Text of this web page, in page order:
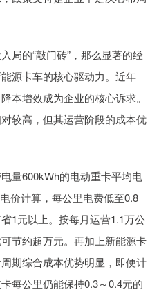
局的“敲门砖”，那么显著的经
源卡车的核心驱动力。近年
本增效成为企业的核心诉求。
较高，但其运营阶段的成本优
量600kWh的电动重卡平均电
价计算，每公里电费低至0.8
1元以上。按每月运营1.1万公
节约超万元。再加上新能源卡
期综合成本优势明显，即便计
每公里仍能保持0.3～0.4元的